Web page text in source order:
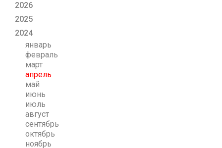
2026
2025
2024
январь
февраль
март
апрель
май
июнь
июль
август
сентябрь
октябрь
ноябрь